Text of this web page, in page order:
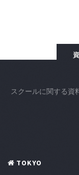
スクールに関する資
TOKYO